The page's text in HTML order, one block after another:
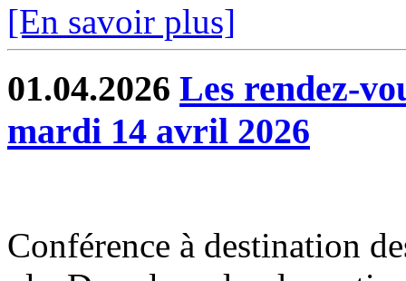
[En savoir plus]
01.04.2026 Les rendez-
mardi 14 avril 2026
Conférence à destination